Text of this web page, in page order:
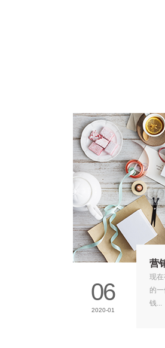
06
2020-01
营
现
的
钱...